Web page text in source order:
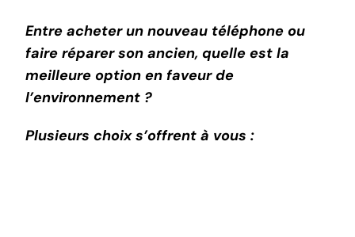
Entre acheter un nouveau téléphone ou
faire réparer son ancien, quelle est la
meilleure option en faveur de
l’environnement ?
Plusieurs choix s’offrent à vous :